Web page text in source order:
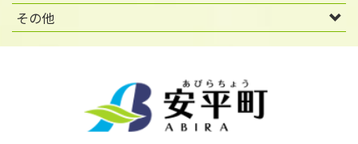
その他